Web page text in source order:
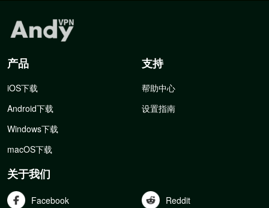
产品
iOS下载
Android下载
Windows下载
macOS下载
支持
帮助中心
设置指南
关于我们
Facebook Reddit